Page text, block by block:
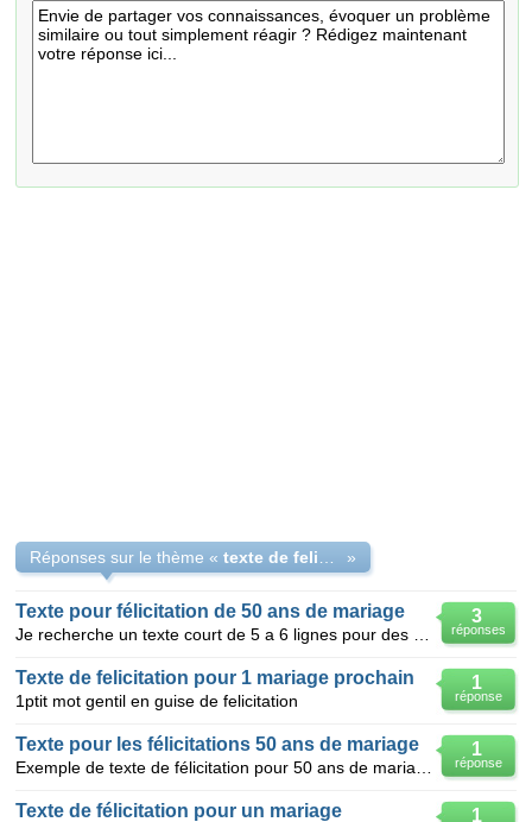
Réponses sur le thème « »
3
réponses
Texte pour félicitation de 50 ans de mariage
1
réponse
Texte de felicitation pour 1 mariage prochain
1ptit mot gentil en guise de felicitation
1
réponse
Texte pour les félicitations 50 ans de mariage
1
Texte de félicitation pour un mariage